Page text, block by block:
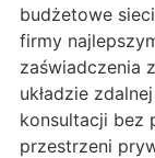
budżetowe
firmy
zaświadczenia
układzie
konsultacji bez
przestrzeni